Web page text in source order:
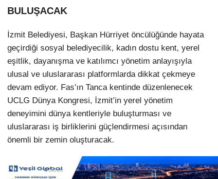
BULUŞACAK
İzmit Belediyesi, Başkan Hürriyet öncülüğünde hayata
geçirdiği sosyal belediyecilik, kadın dostu kent, yerel
eşitlik, dayanışma ve katılımcı yönetim anlayışıyla
ulusal ve uluslararası platformlarda dikkat çekmeye
devam ediyor. Fas’ın Tanca kentinde düzenlenecek
UCLG Dünya Kongresi, İzmit’in yerel yönetim
deneyimini dünya kentleriyle buluşturması ve
uluslararası iş birliklerini güçlendirmesi açısından
önemli bir zemin oluşturacak.